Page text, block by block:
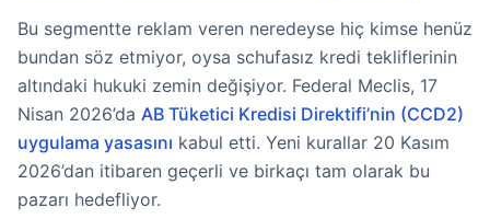
Bu segmentte reklam veren neredeyse hiç kimse henüz
bundan söz etmiyor, oysa schufasız kredi tekliflerinin
altındaki hukuki zemin değişiyor. Federal Meclis, 17
Nisan 2026’da AB Tüketici Kredisi Direktifi’nin (CCD2)
uygulama yasasını kabul etti. Yeni kurallar 20 Kasım
2026’dan itibaren geçerli ve birkaçı tam olarak bu
pazarı hedefliyor.